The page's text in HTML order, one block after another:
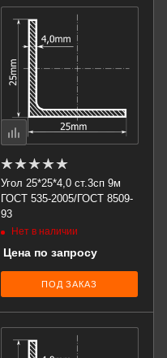
Угол 25*25*4,0 ст.3сп 9м
ГОСТ 535-2005/ГОСТ 8509-
93
Нет в наличии
Цена по запросу
ПОД ЗАКАЗ